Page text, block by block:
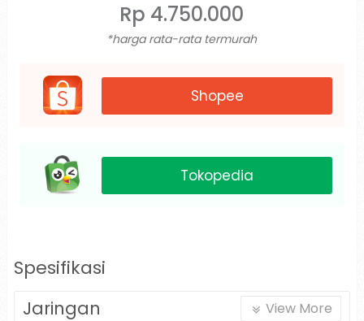
Rp 4.750.000
*harga rata-rata termurah
Shopee
Tokopedia
Spesifikasi
Jaringan View More